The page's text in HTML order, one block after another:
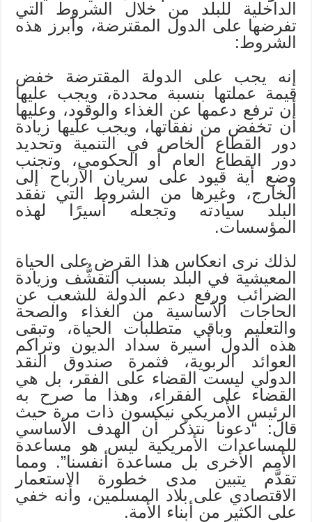
الداخلية للبلد من خلال الشروط التي
تفرضها على الدول المقترضة، وأبرز هذه
الشروط:
إنه يجب على الدولة المقترضة خفض
قيمة عملتها بنسبة محددة، ويجب عليها
أن ترفع دعمها عن الغذاء والوقود، وعليها
أن تخفض من نفقاتها، ويجب عليها زيادة
دور القطاع الخاص في التنمية وتحديد
دور القطاع العام أو الحكومي، وتجنب
وضع أية قيود على سريان الأرباح إلى
الخارج، وغيرها من الشروط التي تفقد
البلد سيادته وتجعله أسيرًا لهذه
المؤسسات.
لذلك نرى انعكاس هذا القرض على الحياة
المعيشية في البلد بسبب التقشُّف وزيادة
الضرائب ورفع دعم الدولة للشعب عن
الحاجات الأساسية من الغذاء والصحة
والتعليم وباقي متطلبات الحياة، وتبقى
هذه الدول أسيرة سداد الديون وتراكم
العوائد الربوية، فثمرة صندوق النقد
الدولي ليست القضاء على الفقر، بل هي
القضاء على الفقراء، وهذا ما صرح به
الرئيس الأمريكي نيكسون ذات مرة حيث
قال: “دعونا نتذكر أن الهدف الأساسي
للمساعدات الأمريكية ليس هو مساعدة
الأمم الأخرى بل مساعدة أنفسنا”. ومما
تقدَّم يتبين مدى خطورة الاستعمار
الاقتصادي على بلاد المسلمين، وأنه خفي
على الكثير من أبناء الأمة.